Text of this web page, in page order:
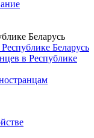
Беларусь
Беларусь
в Республике